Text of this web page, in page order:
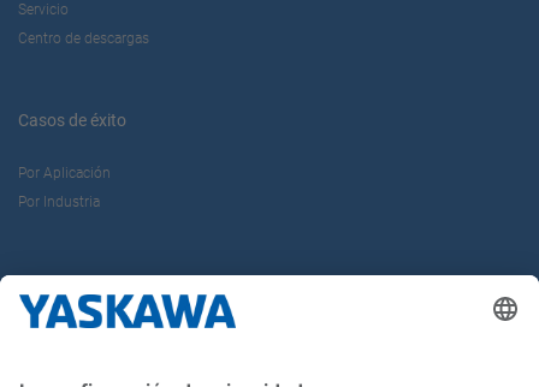
Servicio
Centro de descargas
Casos de éxito
Por Aplicación
Por Industria